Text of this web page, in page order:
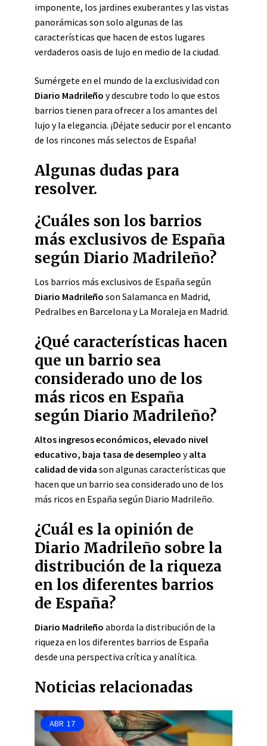
imponente, los jardines exuberantes y las vistas
panorámicas son solo algunas de las
características que hacen de estos lugares
verdaderos oasis de lujo en medio de la ciudad.
Sumérgete en el mundo de la exclusividad con
Diario Madrileño y descubre todo lo que estos
barrios tienen para ofrecer a los amantes del
lujo y la elegancia. ¡Déjate seducir por el encanto
de los rincones más selectos de España!
Algunas dudas para
resolver.
¿Cuáles son los barrios
más exclusivos de España
según Diario Madrileño?
Los barrios más exclusivos de España según
Diario Madrileño son Salamanca en Madrid,
Pedralbes en Barcelona y La Moraleja en Madrid.
¿Qué características hacen
que un barrio sea
considerado uno de los
más ricos en España
según Diario Madrileño?
Altos ingresos económicos, elevado nivel
educativo, baja tasa de desempleo yalta
calidad de vida son algunas características que
hacen que un barrio sea considerado uno de los
más ricos en España según Diario Madrileño.
¿Cuál es la opinión de
Diario Madrileño sobre la
distribución de la riqueza
en los diferentes barrios
de España?
Diario Madrileño aborda la distribución de la
riqueza en los diferentes barrios de España
desde una perspectiva crítica y analítica.
Noticias relacionadas
ABR 17